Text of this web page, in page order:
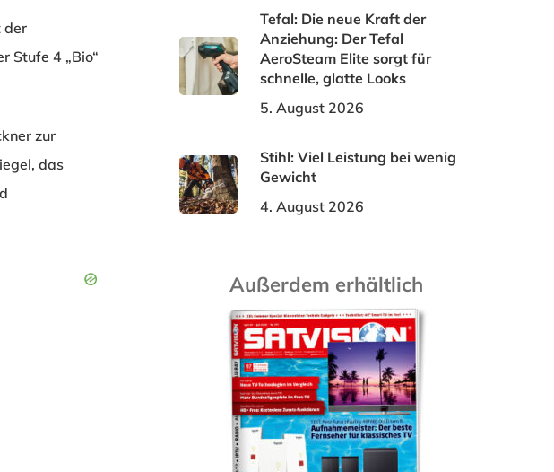
der
Stufe 4 „Bio“
zur
das
Tefal: Die neue Kraft der
Anziehung: Der Tefal
AeroSteam Elite sorgt für
schnelle, glatte Looks
5. August 2026
Stihl: Viel Leistung bei wenig
Gewicht
4. August 2026
Außerdem erhältlich